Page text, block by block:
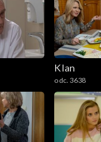
Klan
odc. 3638